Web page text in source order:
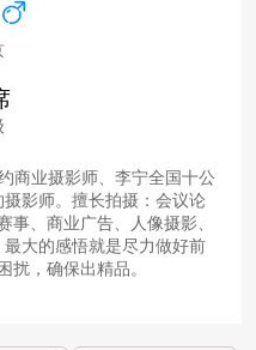
商业摄影师、李宁全国十公
影师。擅长拍摄：会议论
事、商业广告、人像摄影、
大的感悟就是尽力做好前
扰，确保出精品。